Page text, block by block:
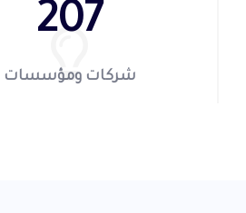
326
شركات ومؤسسات